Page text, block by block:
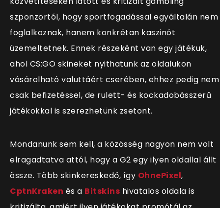
szponzortól, hogy sportfogadással egyáltalán nem
foglalkoznak, hanem konkrétan kaszinót
üzemeltetnek. Ennek részeként van egy játékuk,
ahol CS:GO skineket nyithatunk az oldalukon
vásárolható valuttáért cserében, ehhez pedig nem
csak befizetéssel, de rulett- és kockadobásszerű
játékokkal is szerezhetünk zsetont.
Mondanunk sem kell, a közösség nagyon nem volt
elragadtatva attól, hogy a G2 egy ilyen oldallal állt
össze. Több skinkereskedő, így OhnePixel,
CptnKraken és a Bitskins hivatalos oldala is